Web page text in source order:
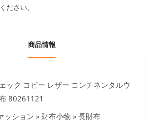
ださい。
商品情報
ック コピー レザー コンチネンタルウ
80261121
ッション » 財布小物 » 長財布